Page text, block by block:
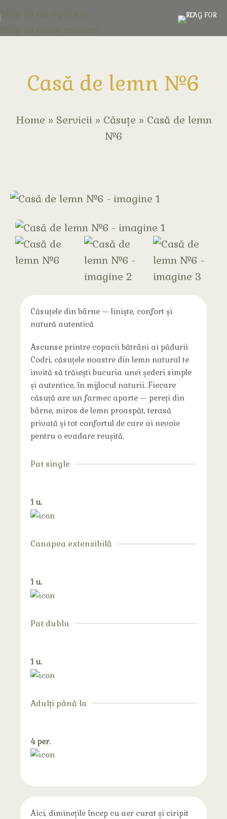
Skip to navigation
Casă de lemn №6
Home » Servicii» Căsuțe » Casă de lemn
№6
Căsuțele din bârne — liniște, confort și
natură autentică
Ascunse printre copacii bătrâni ai pădurii
Codri, căsuțele noastre din lemn natural te
invită să trăiești bucuria unei șederi simple
și autentice, în mijlocul naturii. Fiecare
căsuță are un farmec aparte — pereți din
bârne, miros de lemn proaspăt, terasă
privată și tot confortul de care ai nevoie
pentru o evadare reușită.
Pat single
1 u.
Canapea extensibilă
1 u.
Pat dublu
1 u.
Adulți până la
4 per.
Aici, diminețile încep cu aer curat și ciripit